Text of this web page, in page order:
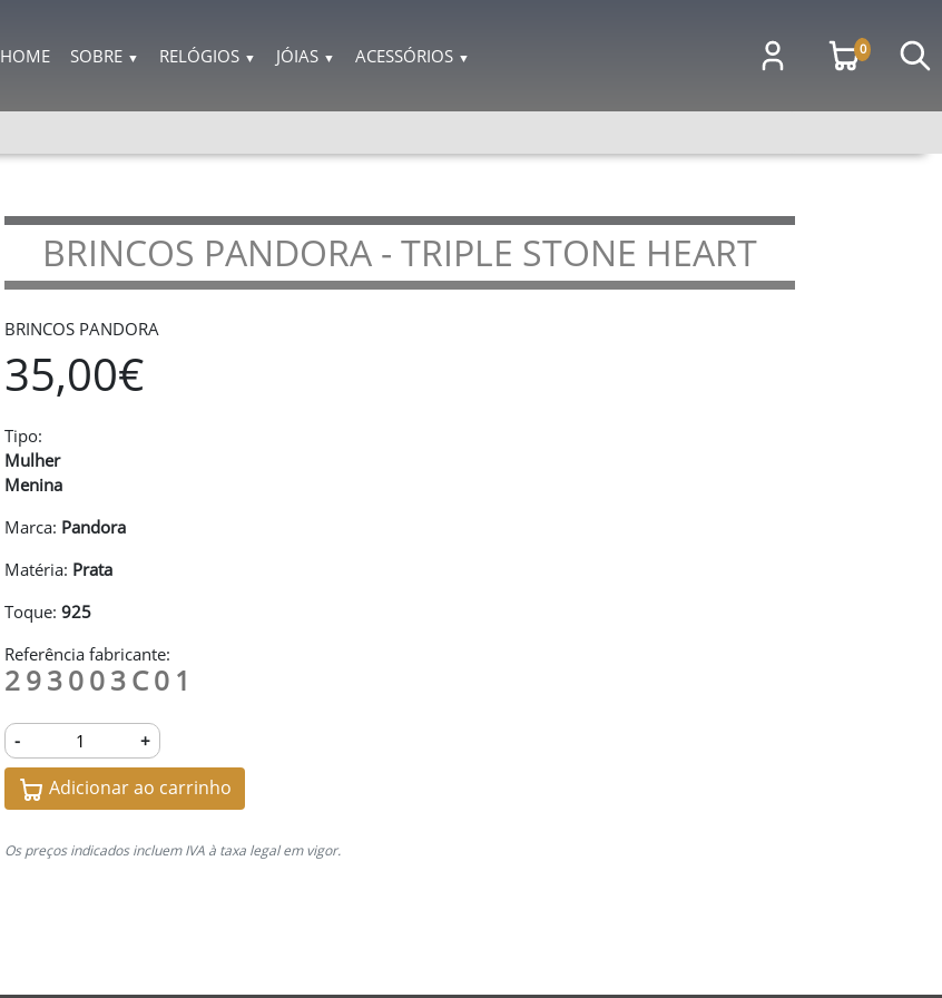
HOME SOBRE ▼ RELÓGIOS ▼ JÓIAS ▼ ACESSÓRIOS ▼ 0
BRINCOS PANDORA - TRIPLE STONE HEART
BRINCOS PANDORA
35,00€
Tipo:
Mulher
Menina
Marca: Pandora
Matéria: Prata
Toque: 925
Referência fabricante:
293003C01
- +
Adicionar ao carrinho
Os preços indicados incluem IVA à taxa legal em vigor.